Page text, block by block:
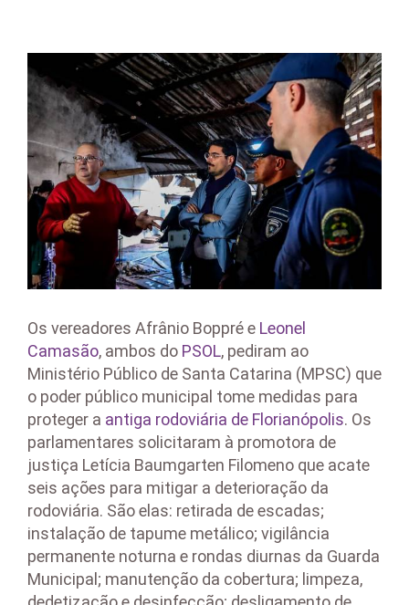
Larger
Image
Os vereadores Afrânio Boppré e Leonel
Camasão, ambos do PSOL, pediram ao
Ministério Público de Santa Catarina (MPSC) que
o poder público municipal tome medidas para
proteger a antiga rodoviária de Florianópolis. Os
parlamentares solicitaram à promotora de
justiça Letícia Baumgarten Filomeno que acate
seis ações para mitigar a deterioração da
rodoviária. São elas: retirada de escadas;
instalação de tapume metálico; vigilância
permanente noturna e rondas diurnas da Guarda
Municipal; manutenção da cobertura; limpeza,